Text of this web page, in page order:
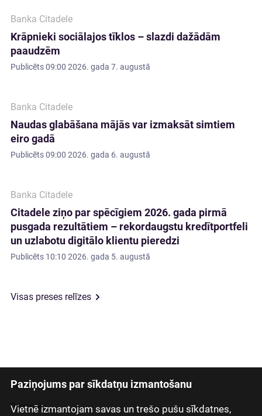
Paziņojums par sīkdatņu izmantošanu
Vietnē izmantojam savas un trešo pušu sīkdatnes,
Banka Citadele
Krāpnieki sociālajos tīklos – slazdi dažādām
paaudzēm
Publicēts09:00 2026. gada 7. augustā
Banka Citadele
Naudas glabāšana mājās var izmaksāt simtiem
eiro gadā
Publicēts09:00 2026. gada 6. augustā
Banka Citadele
Citadele ziņo par spēcīgiem 2026. gada pirmā
pusgada rezultātiem – rekordaugstu kredītportfeli
un uzlabotu digitālo klientu pieredzi
Publicēts 10:10 2026. gada 5. augustā
Visas preses relīzes
Latviski
Русский